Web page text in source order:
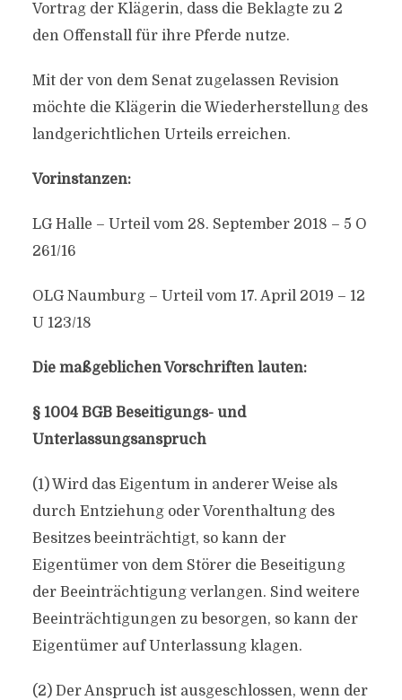
Vortrag der Klägerin, dass die Beklagte zu 2
den Offenstall für ihre Pferde nutze.
Mit der von dem Senat zugelassen Revision
möchte die Klägerin die Wiederherstellung des
landgerichtlichen Urteils erreichen.
Vorinstanzen:
LG Halle – Urteil vom 28. September 2018 – 5 O
261/16
OLG Naumburg – Urteil vom 17. April 2019 – 12
U 123/18
Die maßgeblichen Vorschriften lauten:
§ 1004 BGB Beseitigungs- und
Unterlassungsanspruch
(1) Wird das Eigentum in anderer Weise als
durch Entziehung oder Vorenthaltung des
Besitzes beeinträchtigt, so kann der
Eigentümer von dem Störer die Beseitigung
der Beeinträchtigung verlangen. Sind weitere
Beeinträchtigungen zu besorgen, so kann der
Eigentümer auf Unterlassung klagen.
(2) Der Anspruch ist ausgeschlossen, wenn der